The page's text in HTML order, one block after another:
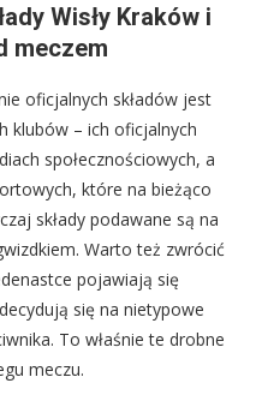
Wisły Kraków i
meczem
oficjalnych składów jest
klubów – ich oficjalnych
społecznościowych, a
które na bieżąco
składy podawane są na
Warto też zwrócić
pojawiają się
się na nietypowe
To właśnie te drobne
meczu.